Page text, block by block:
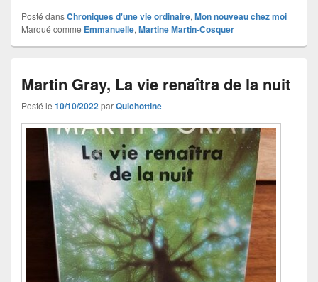
Posté dansChroniques d'une vie ordinaire, Mon nouveau chez moi |
Marqué comme Emmanuelle, Martine Martin-Cosquer
Martin Gray, La vie renaîtra de la nuit
Posté le 10/10/2022parQuichottine